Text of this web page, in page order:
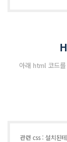
아래 html 코드
관련 css : 설치된